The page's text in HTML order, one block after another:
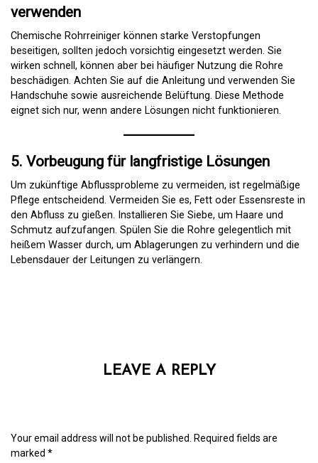
verwenden
Chemische Rohrreiniger können starke Verstopfungen
beseitigen, sollten jedoch vorsichtig eingesetzt werden. Sie
wirken schnell, können aber bei häufiger Nutzung die Rohre
beschädigen. Achten Sie auf die Anleitung und verwenden Sie
Handschuhe sowie ausreichende Belüftung. Diese Methode
eignet sich nur, wenn andere Lösungen nicht funktionieren.
5. Vorbeugung für langfristige Lösungen
Um zukünftige Abflussprobleme zu vermeiden, ist regelmäßige
Pflege entscheidend. Vermeiden Sie es, Fett oder Essensreste in
den Abfluss zu gießen. Installieren Sie Siebe, um Haare und
Schmutz aufzufangen. Spülen Sie die Rohre gelegentlich mit
heißem Wasser durch, um Ablagerungen zu verhindern und die
Lebensdauer der Leitungen zu verlängern.
LEAVE A REPLY
Your email address will not be published.
Required fields are
marked *